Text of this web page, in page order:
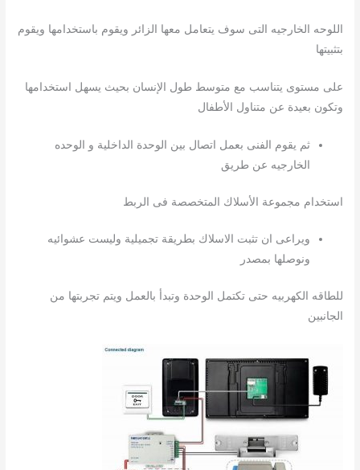
اللوحه الخارجيه التى سوف يتعامل معها الزائر ويقوم باستخدامها ويقوم
بتثبيتها
على مستوى يتناسب مع متوسط طول الإنسان بحيث يسهل استخدامها
وتكون بعيدة عن متناول الأطفال
ثم يقوم الفنى بعمل اتصال بين الوحدة الداخلية و الوحده
الخارجيه عن طريق
استخدام مجموعة الأسلاك المتخصصة فى الربط
ويراعى ان تثبت الاسلاك بطريقة تجميلية وليست عشوائيه
ونوصلها بمصدر
للطاقه الكهربيه حتى تكتمل الوحدة وتبدأ بالعمل ويتم تجربتها من
الجانبين